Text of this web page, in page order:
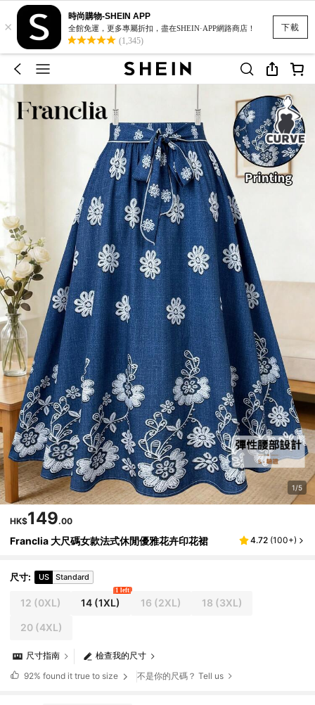
下載
×
時尚購物-SHEIN APP
全館免運，更多專屬折扣，盡在SHEIN·APP網路商店！
(1,345)
1/5
HK$149.00
Franclia 大尺碼女款法式休閒優雅花卉印花裙 4.72 (100+)
尺寸: US Standard
12 (0XL) 14 (1XL)
1 left
16 (2XL) 18 (3XL)
20(4XL)
檢查我的尺寸
尺寸指南
92% found it true to size 不是你的尺碼？ Tell us